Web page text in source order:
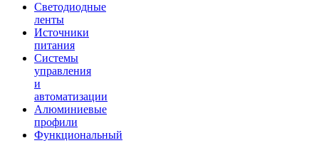
Светодиодные
ленты
Источники
питания
Системы
управления
и
автоматизации
Алюминиевые
профили
Функциональный